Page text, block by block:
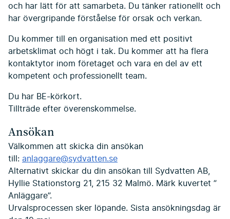
och har lätt för att samarbeta. Du tänker rationellt och
har övergripande förståelse för orsak och verkan.
Du kommer till en organisation med ett positivt
arbetsklimat och högt i tak. Du kommer att ha flera
kontaktytor inom företaget och vara en del av ett
kompetent och professionellt team.
Du har BE-körkort.
Tillträde efter överenskommelse.
Ansökan
Välkommen att skicka din ansökan
till: anlaggare@sydvatten.se
Alternativt skickar du din ansökan till Sydvatten AB,
Hyllie Stationstorg 21, 215 32 Malmö. Märk kuvertet ”
Anläggare”.
Urvalsprocessen sker löpande. Sista ansökningsdag är